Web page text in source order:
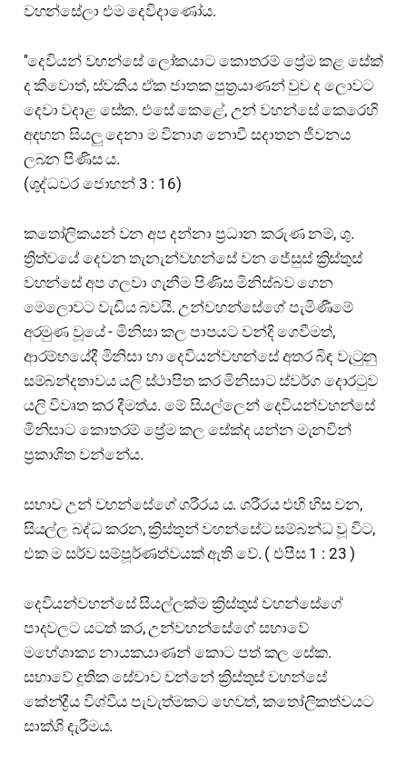
වහන්සේලා එම දෙවිදාණෝය.
''දෙවියන් වහන්සේ ලෝකයාට කොතරම් ප්‍රේම කළ සේක්
ද කීවොත්, ස්වකීය ඒක ජාතක පුත්‍රයාණන් වුව ද ලොවට
දෙවා වදාළ සේක. එසේ කෙළේ, උන් වහන්සේ කෙරෙහි
අදහන සියලු දෙනා ම විනාශ නොවී සදාතන ජීවනය
ලබන පිණිස ය.
(ශුද්ධවර ජොහන් 3 : 16)
කතෝලිකයන් වන අප දන්නා ප්‍රධාන කරුණ නම්, ශු.
ත්‍රිත්වයේ දෙවන තැනැන්වහන්සේ වන ජේසුස් ක්‍රිස්තුස්
වහන්සේ අප ගලවා ගැනීම පිණිස මිනිස්බව ගෙන
මෙලොවට වැඩිය බවයි. උන්වහන්සේගේ පැමිණීමේ
අරමුණ වූයේ - මිනිසා කල පාපයට වන්දි ගෙවීමත්,
ආරම්භයේදී මිනිසා හා දෙවියන්වහන්සේ අතර බිඳ වැටුනු
සම්බන්දතාවය යලි ස්ථාපිත කර මිනිසාට ස්වර්ග දොරටුව
යලි විවෘත කර දීමත්ය. මේ සියල්ලෙන් දෙවියන්වහන්සේ
මිනිසාට කොතරම් ප්‍රේම කල සේක්ද යන්න මැනවින්
ප්‍රකාශිත වන්නේය.
සභාව උන් වහන්සේගේ ශරීරය ය. ශරීරය එහි හිස වන,
සියල්ල බද්ධ කරන, ක්‍රිස්තුන් වහන්සේට සම්බන්ධ වූ විට,
එක ම සර්ව සම්පූර්ණත්වයක් ඇති වේ. ( එපීස 1 : 23 )
දෙවියන්වහන්සේ සියල්ලක්ම ක්‍රිස්තුස් වහන්සේගේ
පාදවලට යටත් කර, උන්වහන්සේගේ සභාවේ
මහේශාක්‍ය නායකයාණන් කොට පත් කල සේක.
සභාවේ දූතික සේවාව වන්නේ ක්‍රිස්තුස් වහන්සේ
කේන්ද්‍රීය විශ්වීය පැවැත්මකට හෙවත්, කතෝලිකත්වයට
සාක්ශි දැරීමය.